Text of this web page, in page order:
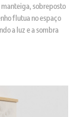
sobreposto
flutua no espaço
a luz e a sombra